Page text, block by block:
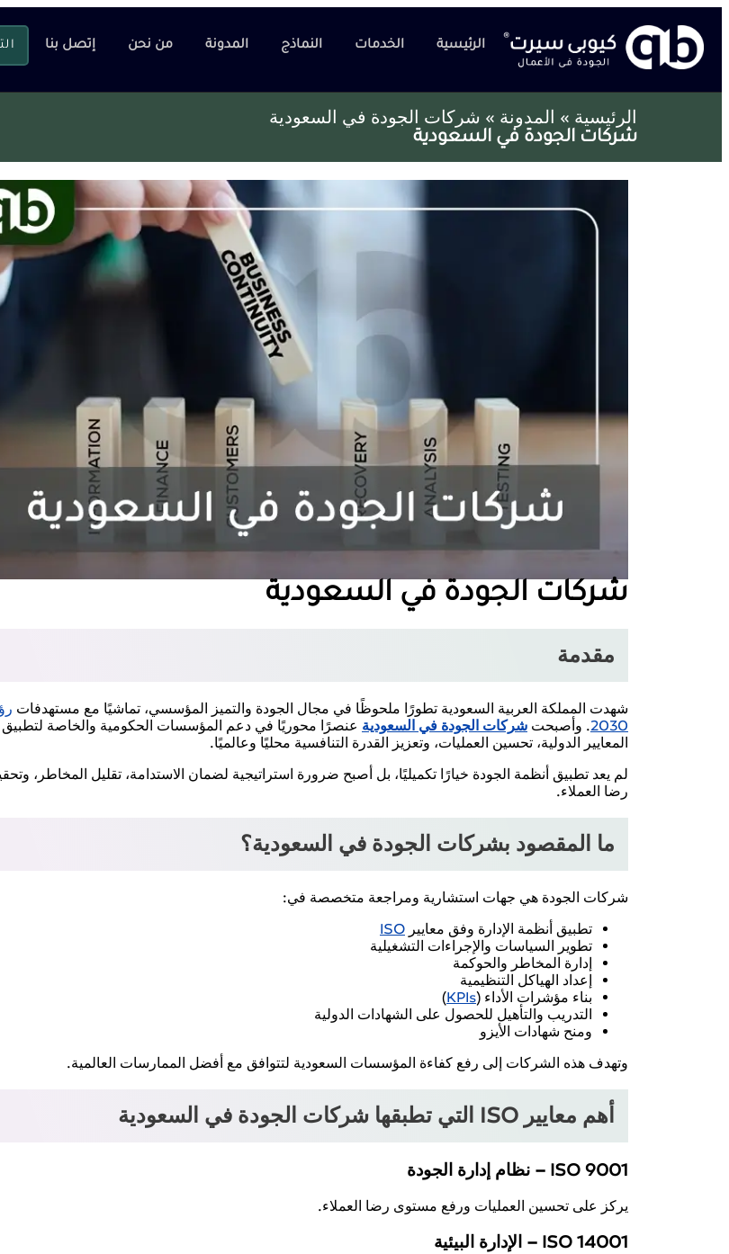
الرئيسية الخدمات النماذج المدونة من نحن إتصل بنا
الرئيسية » المدونة » شركات الجودة في السعودية
شركات الجودة في السعودية
شركات الجودة في السعودية
مقدمة
شهدت المملكة العربية السعودية تطورًا ملحوظًا في مجال الجودة والتميز المؤسسي، تماشيًا مع مستهدفات
2030. وأصبحتشركات الجودة في السعودية عنصرًا محوريًا في دعم المؤسسات الحكومية والخاصة لتطبيق
المعايير الدولية، تحسين العمليات، وتعزيز القدرة التنافسية محليًا وعالميًا.
لم يعد تطبيق أنظمة الجودة خيارًا تكميليًا، بل أصبح ضرورة استراتيجية لضمان الاستدامة، تقليل المخاطر،
رضا العملاء.
ما المقصود بشركات الجودة في السعودية؟
شركات الجودة هي جهات استشارية ومراجعة متخصصة في:
تطبيق أنظمة الإدارة وفق معاييرISO
تطوير السياسات والإجراءات التشغيلية
إدارة المخاطر والحوكمة
إعداد الهياكل التنظيمية
بناء مؤشرات الأداء (KPIs
)
التدريب والتأهيل للحصول على الشهادات الدولية
ومنح شهادات الأيزو
وتهدف هذه الشركات إلى رفع كفاءة المؤسسات السعودية لتتوافق مع أفضل الممارسات العالمية.
أهم معايير ISO التي تطبقها شركات الجودة في السعودية
ISO 9001 – نظام إدارة الجودة
يركز على تحسين العمليات ورفع مستوى رضا العملاء.
ISO 14001 – الإدارة البيئية